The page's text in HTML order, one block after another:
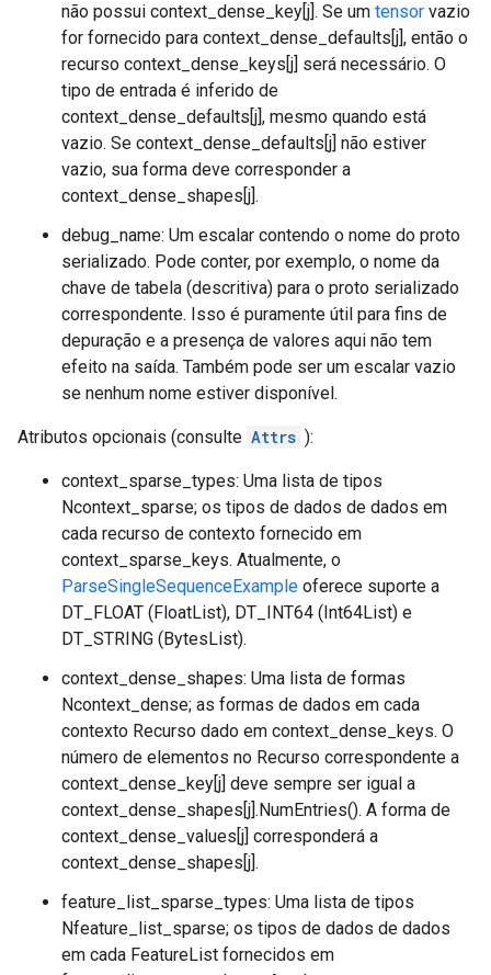
não possui context_dense_key[j]. Se um tensor vazio
for fornecido para context_dense_defaults[j], então o
recurso context_dense_keys[j] será necessário. O
tipo de entrada é inferido de
context_dense_defaults[j], mesmo quando está
vazio. Se context_dense_defaults[j] não estiver
vazio, sua forma deve corresponder a
context_dense_shapes[j].
debug_name: Um escalar contendo o nome do proto
serializado. Pode conter, por exemplo, o nome da
chave de tabela (descritiva) para o proto serializado
correspondente. Isso é puramente útil para fins de
depuração e a presença de valores aqui não tem
efeito na saída. Também pode ser um escalar vazio
se nenhum nome estiver disponível.
Atributos opcionais (consulte Attrs ):
context_sparse_types: Uma lista de tipos
Ncontext_sparse; os tipos de dados de dados em
cada recurso de contexto fornecido em
context_sparse_keys. Atualmente, o
ParseSingleSequenceExample oferece suporte a
DT_FLOAT (FloatList), DT_INT64 (Int64List) e
DT_STRING (BytesList).
context_dense_shapes: Uma lista de formas
Ncontext_dense; as formas de dados em cada
contexto Recurso dado em context_dense_keys. O
número de elementos no Recurso correspondente a
context_dense_key[j] deve sempre ser igual a
context_dense_shapes[j].NumEntries(). A forma de
context_dense_values[j] corresponderá a
context_dense_shapes[j].
feature_list_sparse_types: Uma lista de tipos
Nfeature_list_sparse; os tipos de dados de dados
em cada FeatureList fornecidos em